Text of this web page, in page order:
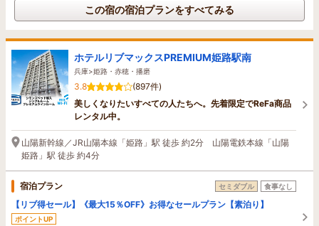
この宿の宿泊プランをすべてみる
ホテルリブマックスPREMIUM姫路駅南
兵庫>姫路・赤穂・播磨
3.8
(897件)
美しくなりたいすべての人たちへ。先着限定でReFa商品
レンタル中。
山陽新幹線／JR山陽本線「姫路」駅 徒歩 約2分 山陽電鉄本線「山陽
姫路」駅 徒歩 約4分
宿泊プラン セミダブル 食事なし
【リブ得セール】《最大15％OFF》お得なセールプラン【素泊り】
ポイントUP